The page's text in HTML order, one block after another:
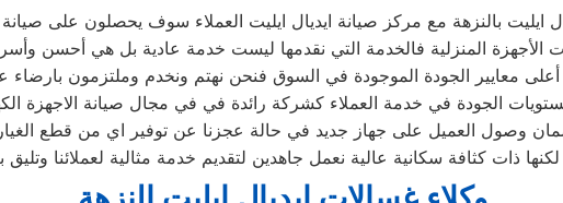
ايليت بالنزهة مع مركز صيانة ايديال ايليت العملاء سوف يحصلون على صيانة
المنزلية فالخدمة التي نقدمها ليست خدمة عادية بل هي أحسن
معايير الجودة الموجودة في السوق فنحن نهتم ونخدم وملتزمون بارضاء
الجودة في خدمة العملاء كشركة رائدة في في مجال صيانة الاجهزة
وصول العميل على جهاز جديد في حالة عجزنا عن توفير اي من قطع الغيار
ذات كثافة سكانية عالية نعمل جاهدين لتقديم خدمة مثالية لعملائنا وتليق